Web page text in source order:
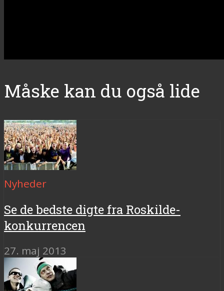
Måske kan du også lide
Nyheder
Se de bedste digte fra Roskilde-
konkurrencen
27. maj 2013